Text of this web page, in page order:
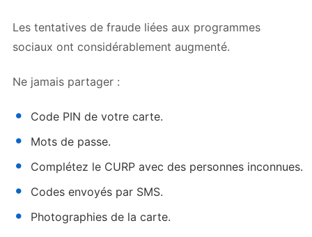
Les tentatives de fraude liées aux programmes
sociaux ont considérablement augmenté.
Ne jamais partager :
Code PIN de votre carte.
Mots de passe.
Complétez le CURP avec des personnes inconnues.
Codes envoyés par SMS.
Photographies de la carte.